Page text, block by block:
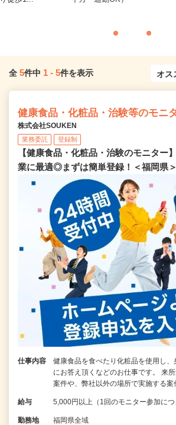
全 5件中 1 - 5件を表示
健康食品・化粧品・治験等のモニ
株式会社SOUKEN
業務委託 登録制
【健康食品・化粧品・治験のモニター
業に最適◎まずは簡単登録！＜福岡県＞
仕事内容
健康食品を食べたり化粧品を使用し、
にお答え頂くなどのお仕事です。 来
案件や、弊社以外の場所で実施する案
給与 5,000円以上（1回のモニター参加に
勤務地 福岡県全域